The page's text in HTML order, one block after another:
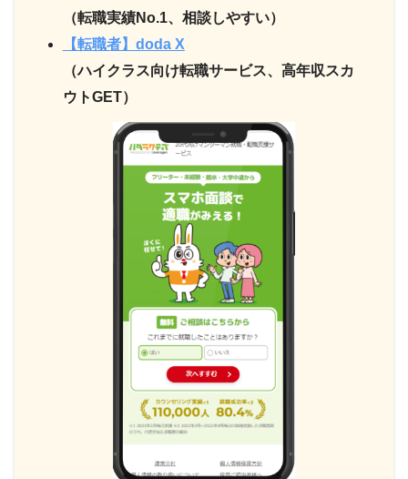
（転職実績No.1、相談しやすい）
【転職者】doda X
（ハイクラス向け転職サービス、高年収スカ
ウトGET）